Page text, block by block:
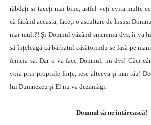
răbdați și taceți mai bine, astfel veți evita multe
că făcând aceasta, faceți o ascultare de Însuși
mai mult?! Și Domnul văzând smerenia dvs, îi va
să înțeleagă că bărbatul căsătorindu-se lasă pe
femeia sa. Dar o va face Domnul, nu dvs! Căci
voia prin propriile forțe, iese altceva și mai rău!
lui Dumnezeu și El nu va dezamăgi.
Domnul să ne întărească!